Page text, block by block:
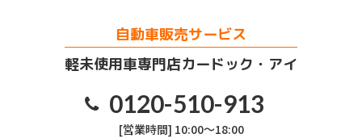
自動車販売サービス
軽未使用車専門店カードック・アイ
0120-510-913
[営業時間] 10:00～18:00